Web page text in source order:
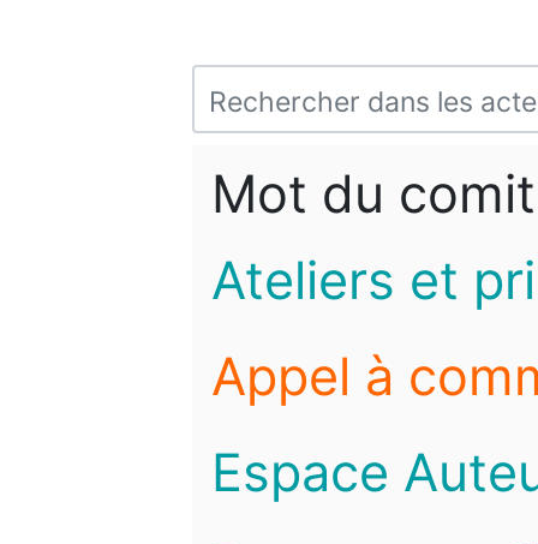
Mot du
Ateliers et
Appel à
Espace